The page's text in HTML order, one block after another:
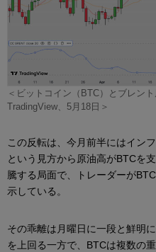
＜ビットコイン（BTC）とブレン
TradingView、5月18日＞
この反転は、今月前半にはイン
という見方から原油高がBTCを
騰する局面で、トレーダーが
示している。
その乖離は月曜日に一段と鮮明
を上回る一方で、BTCは複数の